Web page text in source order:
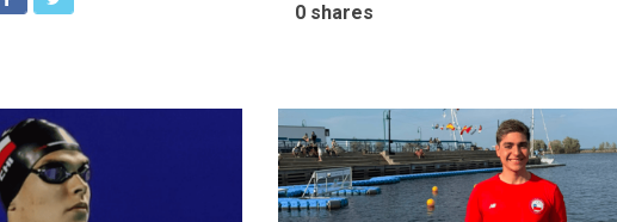
0 shares